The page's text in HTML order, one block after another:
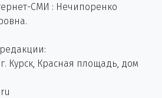
СМИ : Нечипоренко
Курск, Красная площадь, дом